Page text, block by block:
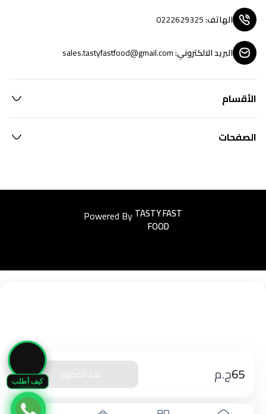
كيف أطلب 65ج.م نفذ المخزون
الهاتف:
0222629325
البريد الالكتروني:
sales.tastyfastfood@gmail.com
الأقسام
الصفحات
Powered ByEasyorders